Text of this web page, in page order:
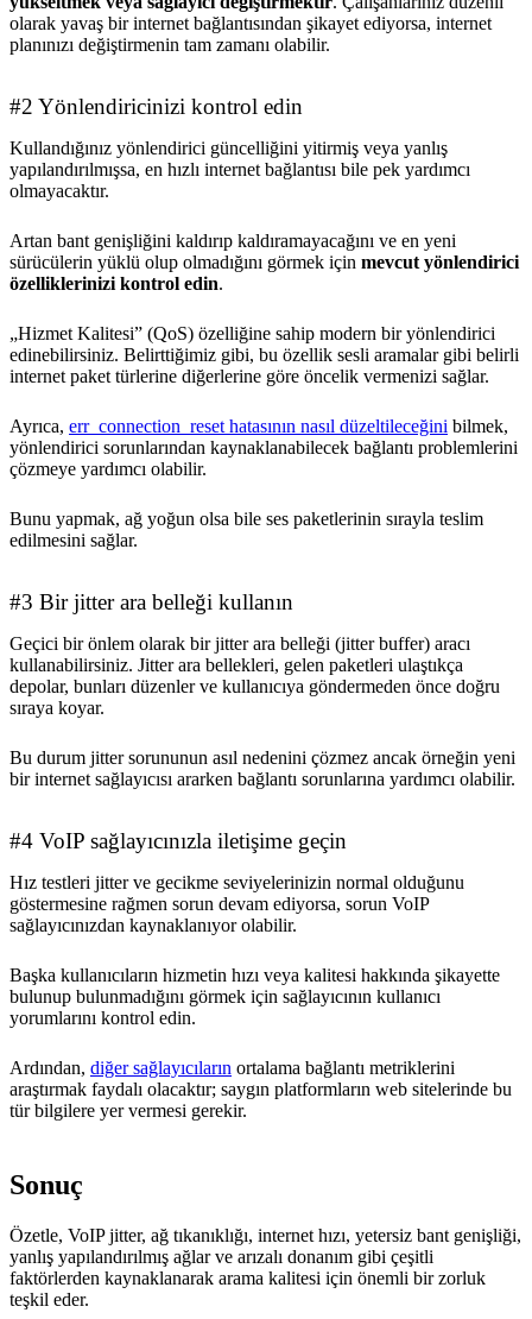
olarak yavaş bir internet bağlantısından şikayet ediyorsa, internet
planınızı değiştirmenin tam zamanı olabilir.
#2 Yönlendiricinizi kontrol edin
Kullandığınız yönlendirici güncelliğini yitirmiş veya yanlış
yapılandırılmışsa, en hızlı internet bağlantısı bile pek yardımcı
olmayacaktır.
Artan bant genişliğini kaldırıp kaldıramayacağını ve en yeni
sürücülerin yüklü olup olmadığını görmek için mevcut yönlendirici
özelliklerinizi kontrol edin.
„Hizmet Kalitesi” (QoS) özelliğine sahip modern bir yönlendirici
edinebilirsiniz. Belirttiğimiz gibi, bu özellik sesli aramalar gibi belirli
internet paket türlerine diğerlerine göre öncelik vermenizi sağlar.
Ayrıca, err_connection_reset hatasının nasıl düzeltileceğini bilmek,
yönlendirici sorunlarından kaynaklanabilecek bağlantı problemlerini
çözmeye yardımcı olabilir.
Bunu yapmak, ağ yoğun olsa bile ses paketlerinin sırayla teslim
edilmesini sağlar.
#3 Bir jitter ara belleği kullanın
Geçici bir önlem olarak bir jitter ara belleği (jitter buffer) aracı
kullanabilirsiniz. Jitter ara bellekleri, gelen paketleri ulaştıkça
depolar, bunları düzenler ve kullanıcıya göndermeden önce doğru
sıraya koyar.
Bu durum jitter sorununun asıl nedenini çözmez ancak örneğin yeni
bir internet sağlayıcısı ararken bağlantı sorunlarına yardımcı olabilir.
#4 VoIP sağlayıcınızla iletişime geçin
Hız testleri jitter ve gecikme seviyelerinizin normal olduğunu
göstermesine rağmen sorun devam ediyorsa, sorun VoIP
sağlayıcınızdan kaynaklanıyor olabilir.
Başka kullanıcıların hizmetin hızı veya kalitesi hakkında şikayette
bulunup bulunmadığını görmek için sağlayıcının kullanıcı
yorumlarını kontrol edin.
Ardından, diğer sağlayıcıların ortalama bağlantı metriklerini
araştırmak faydalı olacaktır; saygın platformların web sitelerinde bu
tür bilgilere yer vermesi gerekir.
Sonuç
Özetle, VoIP jitter, ağ tıkanıklığı, internet hızı, yetersiz bant genişliği,
yanlış yapılandırılmış ağlar ve arızalı donanım gibi çeşitli
faktörlerden kaynaklanarak arama kalitesi için önemli bir zorluk
teşkil eder.